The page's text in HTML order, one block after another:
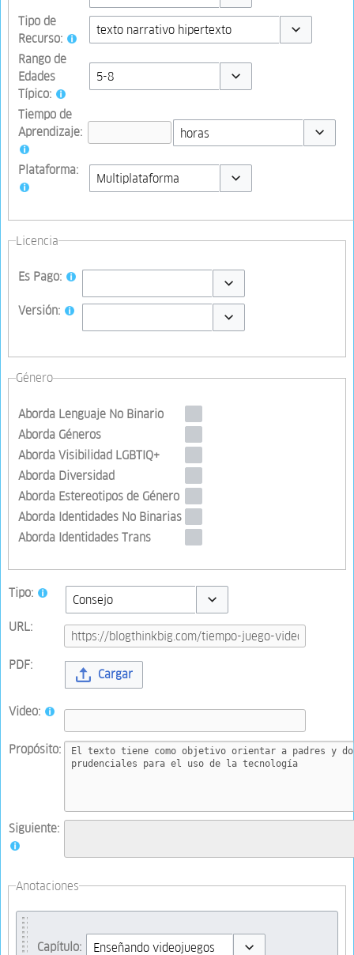
Toggle options
Tipo de
Recurso:
Rango de
Edades
Típico:
Tiempo de
Aprendizaje:
Plataforma:
Licencia
Es Pago:
Toggle options
Versión:
Género
Aborda Lenguaje No Binario
Aborda Géneros
Aborda Visibilidad LGBTIQ+
Aborda Diversidad
Aborda Estereotipos de Género
Aborda Identidades No Binarias
Aborda Identidades Trans
Tipo:
URL:
PDF:
Cargar
Video:
Propósito:
Siguiente:
Anotaciones
Capítulo: